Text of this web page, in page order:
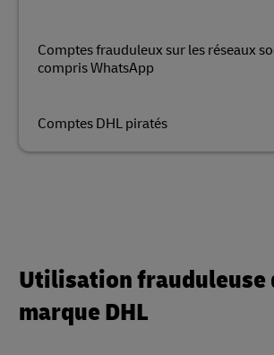
Comptes frauduleux sur les réseaux
compris WhatsApp
Comptes DHL piratés
Utilisation frauduleuse
marque DHL